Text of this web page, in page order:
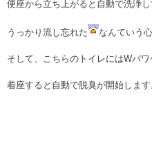
便座から立ち上がると自動で洗浄し
うっかり流し忘れた なんていう
そして、こちらのトイレにはWパワ
着座すると自動で脱臭が開始します